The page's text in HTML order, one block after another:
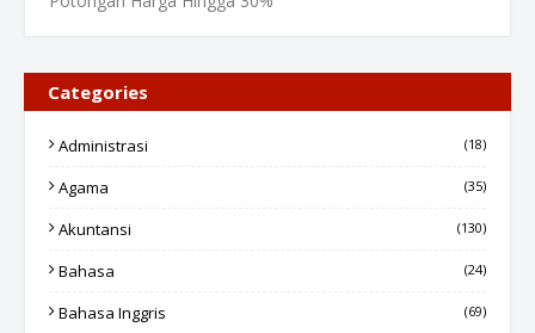
Categories
Administrasi (18)
Agama (35)
Akuntansi (130)
Bahasa (24)
Bahasa Inggris (69)